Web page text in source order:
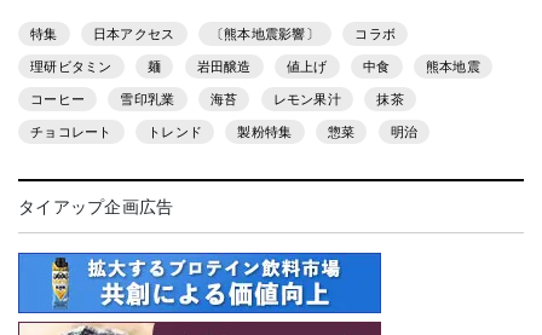
特集 日本アクセス 〔熊本地震影響〕 コラボ
理研ビタミン 麺 岩田醸造 値上げ 中食 熊本地震
コーヒー 雪印乳業 海苔 レモン果汁 抹茶
チョコレート トレンド 製粉特集 惣菜 明治
タイアップ企画広告